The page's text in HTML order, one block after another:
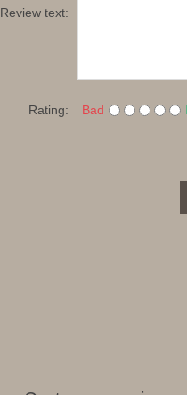
Review text:
Rating: Bad